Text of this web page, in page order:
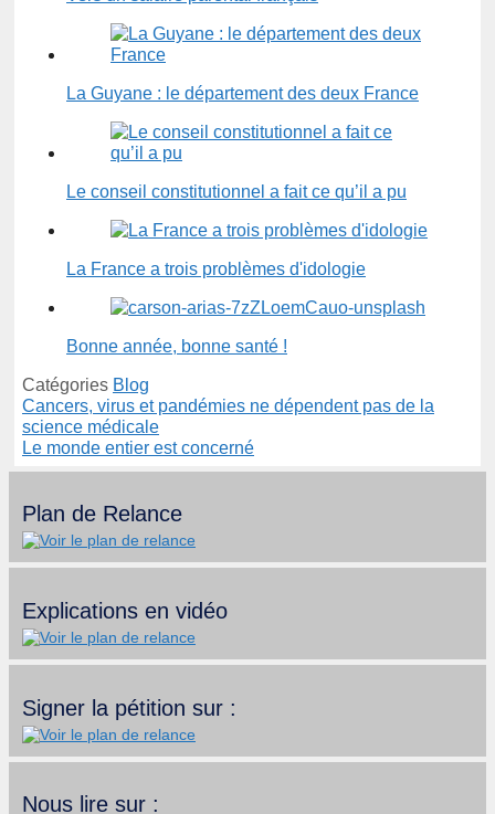
La Guyane : le département des deux France
Le conseil constitutionnel a fait ce qu’il a pu
La France a trois problèmes d'idologie
Bonne année, bonne santé !
Catégories Blog
Cancers, virus et pandémies ne dépendent pas de la
science médicale
Le monde entier est concerné
Plan de Relance
Explications en vidéo
Signer la pétition sur :
Nous lire sur :